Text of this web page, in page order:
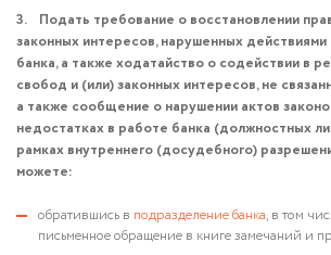
3. Подать требование о восстановлении
законных интересов, нарушенных
банка, а также ходатайство о содействии в
свобод и (или) законных интересов, не
а также сообщение о нарушении актов
недостатках в работе банка (должностных
рамках внутреннего (досудебного)
можете:
обратившись в подразделение банка, в том
письменное обращение в книге замечаний и